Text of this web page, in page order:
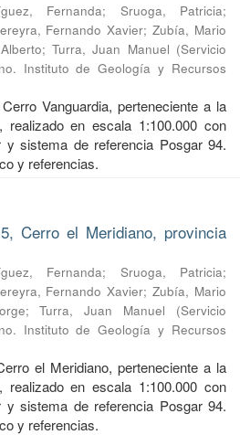
Fernanda; Sruoga, Patricia;
Fernando Xavier;Zubía, Mario
; Turra, Juan Manuel (Servicio
Instituto de Geología y Recursos
Vanguardia, perteneciente a la
en escala 1:100.000 con
y sistema de referencia Posgar 94.
y referencias.
Cerro el Meridiano, provincia
Fernanda; Sruoga, Patricia;
Fernando Xavier;Zubía, Mario
;Turra, Juan Manuel (Servicio
Instituto de Geología y Recursos
el Meridiano, perteneciente a la
en escala 1:100.000 con
y sistema de referencia Posgar 94.
y referencias.